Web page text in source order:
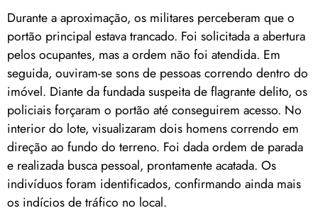
Durante a aproximação, os militares perceberam que o
portão principal estava trancado. Foi solicitada a abertura
pelos ocupantes, mas a ordem não foi atendida. Em
seguida, ouviram-se sons de pessoas correndo dentro do
imóvel. Diante da fundada suspeita de flagrante delito, os
policiais forçaram o portão até conseguirem acesso. No
interior do lote, visualizaram dois homens correndo em
direção ao fundo do terreno. Foi dada ordem de parada
e realizada busca pessoal, prontamente acatada. Os
indivíduos foram identificados, confirmando ainda mais
os indícios de tráfico no local.